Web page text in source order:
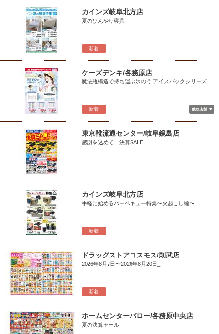
新着
カインズ岐阜北方店
夏のひんやり寝具
新着
ケーズデンキ/各務原店
魔法瓶構造で持ち運ぶ氷のう アイスパックシリーズ
東京靴流通センター/岐阜鏡島店
感謝を込めて 決算SALE
新着
カインズ岐阜北方店
手軽に始めるバーベキュー特集〜火起こし編〜
新着
ドラッグストアコスモス/則武店
2026年8月7日〜2026年8月20日_
ホームセンターバロー/各務原中央店
夏の決算セール